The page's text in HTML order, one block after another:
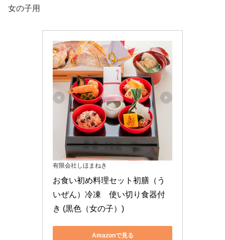
女の子用
有限会社しほまねき
お食い初め料理セット初膳（う
いぜん）冷凍　使い切り食器付
き (黒色（女の子）)
Amazonで見る